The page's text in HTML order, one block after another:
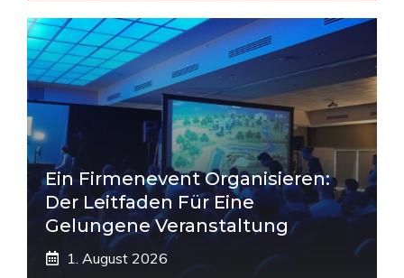
Ein Firmenevent Organisieren:
Der Leitfaden Für Eine
Gelungene Veranstaltung
1. August 2026